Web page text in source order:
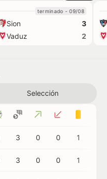
terminado - 09/08
Sion
3
Vaduz
2
Selección
3 0 0 1
3 0 0 1